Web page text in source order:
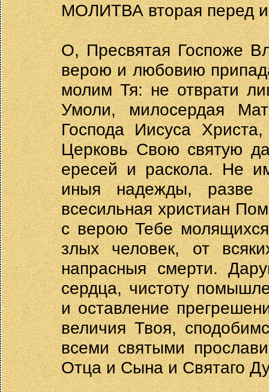
МОЛИТВА вторая перед
О, Пресвятая Госпоже
верою и любовию
молим Тя: не отврати
Умоли, милосердая
Господа Иисуса
Церковь Свою святую
ересей и раскола. Не
иныя надежды, разве
всесильная христиан
с верою Тебе
злых человек, от
напрасныя смерти.
сердца, чистоту
и оставление
величия Твоя,
всеми святыми
Отца и Сына и Святаго